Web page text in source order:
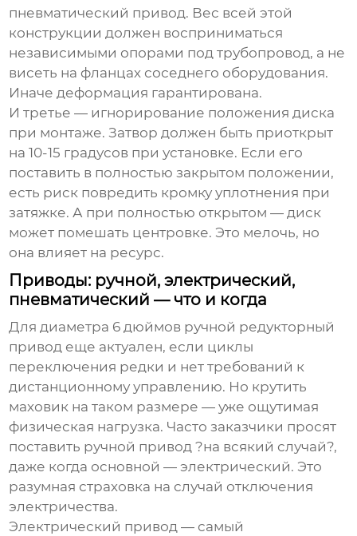
пневматический привод. Вес всей этой
конструкции должен восприниматься
независимыми опорами под трубопровод, а не
висеть на фланцах соседнего оборудования.
Иначе деформация гарантирована.
И третье — игнорирование положения диска
при монтаже. Затвор должен быть приоткрыт
на 10-15 градусов при установке. Если его
поставить в полностью закрытом положении,
есть риск повредить кромку уплотнения при
затяжке. А при полностью открытом — диск
может помешать центровке. Это мелочь, но
она влияет на ресурс.
Приводы: ручной, электрический,
пневматический — что и когда
Для диаметра 6 дюймов ручной редукторный
привод еще актуален, если циклы
переключения редки и нет требований к
дистанционному управлению. Но крутить
маховик на таком размере — уже ощутимая
физическая нагрузка. Часто заказчики просят
поставить ручной привод ?на всякий случай?,
даже когда основной — электрический. Это
разумная страховка на случай отключения
электричества.
Электрический привод — самый